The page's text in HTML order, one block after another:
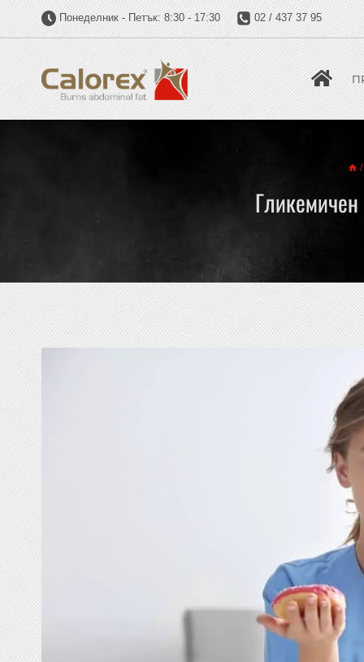
Понеделник - Петък: 8:30 - 17:30 02 / 437 37 95
/
Гликемичен